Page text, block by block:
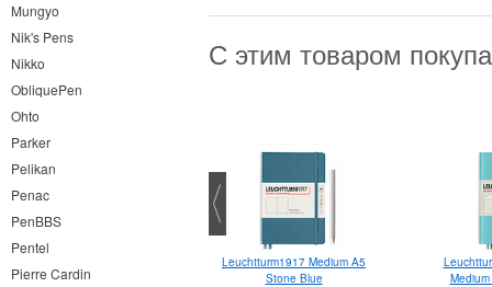
Mungyo
Nik's Pens
Nikko
ObliquePen
Ohto
Parker
Pelikan
Penac
PenBBS
Pentel
Pierre Cardin
С этим товаром
Medium A5 Stone Blue
Leuchtturm1917 Medium A5
Stone Blue